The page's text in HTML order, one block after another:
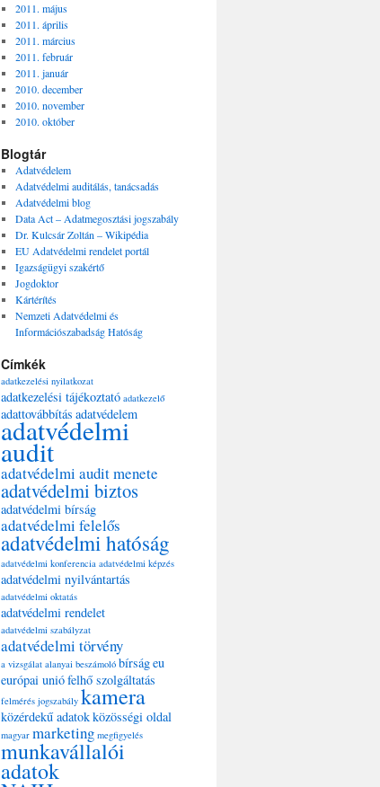
2011. május
2011. április
2011. március
2011. február
2011. január
2010. december
2010. november
2010. október
Blogtár
Adatvédelem
Adatvédelmi auditálás, tanácsadás
Adatvédelmi blog
Data Act – Adatmegosztási jogszabály
Dr. Kulcsár Zoltán – Wikipédia
EU Adatvédelmi rendelet portál
Igazságügyi szakértő
Jogdoktor
Kártérítés
Nemzeti Adatvédelmi és
Információszabadság Hatóság
Címkék
adatkezelési nyilatkozat
adatkezelési tájékoztató adatkezelő
adattovábbítás adatvédelem
adatvédelmi
audit
adatvédelmi audit menete
adatvédelmi biztos
adatvédelmi bírság
adatvédelmi felelős
adatvédelmi hatóság
adatvédelmi konferencia adatvédelmi képzés
adatvédelmi nyilvántartás
adatvédelmi oktatás
adatvédelmi rendelet
adatvédelmi szabályzat
adatvédelmi törvény
a vizsgálat alanyai beszámoló bírságeu
európai uniófelhő szolgáltatás
felmérés jogszabály kamera
közérdekű adatokközösségi oldal
magyar marketing megfigyelés
munkavállalói
adatok